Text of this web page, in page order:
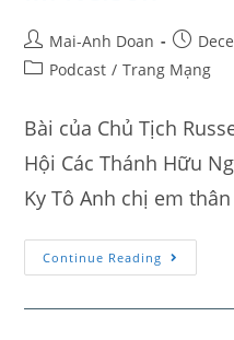
Mai-Anh Doan
Podcast / Trang Mạng
Bài của Chủ Tịch
Hội Các Thánh Hữu
Ky Tô Anh chị em
Continue Reading